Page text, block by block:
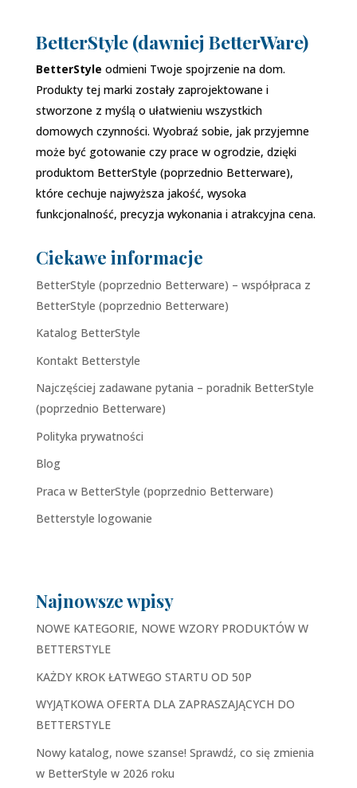
BetterStyle (dawniej BetterWare)
BetterStyle odmieni Twoje spojrzenie na dom.
Produkty tej marki zostały zaprojektowane i
stworzone z myślą o ułatwieniu wszystkich
domowych czynności. Wyobraź sobie, jak przyjemne
może być gotowanie czy prace w ogrodzie, dzięki
produktom BetterStyle (poprzednio Betterware),
które cechuje najwyższa jakość, wysoka
funkcjonalność, precyzja wykonania i atrakcyjna cena.
Ciekawe informacje
BetterStyle (poprzednio Betterware) – współpraca z
BetterStyle (poprzednio Betterware)
Katalog BetterStyle
Kontakt Betterstyle
Najczęściej zadawane pytania – poradnik BetterStyle
(poprzednio Betterware)
Polityka prywatności
Blog
Praca w BetterStyle (poprzednio Betterware)
Betterstyle logowanie
Najnowsze wpisy
NOWE KATEGORIE, NOWE WZORY PRODUKTÓW W
BETTERSTYLE
KAŻDY KROK ŁATWEGO STARTU OD 50P
WYJĄTKOWA OFERTA DLA ZAPRASZAJĄCYCH DO
BETTERSTYLE
Nowy katalog, nowe szanse! Sprawdź, co się zmienia
w BetterStyle w 2026 roku